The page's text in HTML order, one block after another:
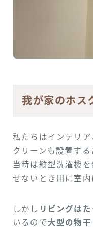
我が家のホス
私たちはインテリ
クリーンも設置する
当時は縦型洗濯機
せないとき用に室内
しかし リビングは
いるので 大型の物